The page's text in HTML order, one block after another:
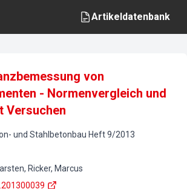
Artikeldatenbank
von
- Normenvergleich und
Versuchen
und Stahlbetonbau Heft9/2013
Ricker, Marcus